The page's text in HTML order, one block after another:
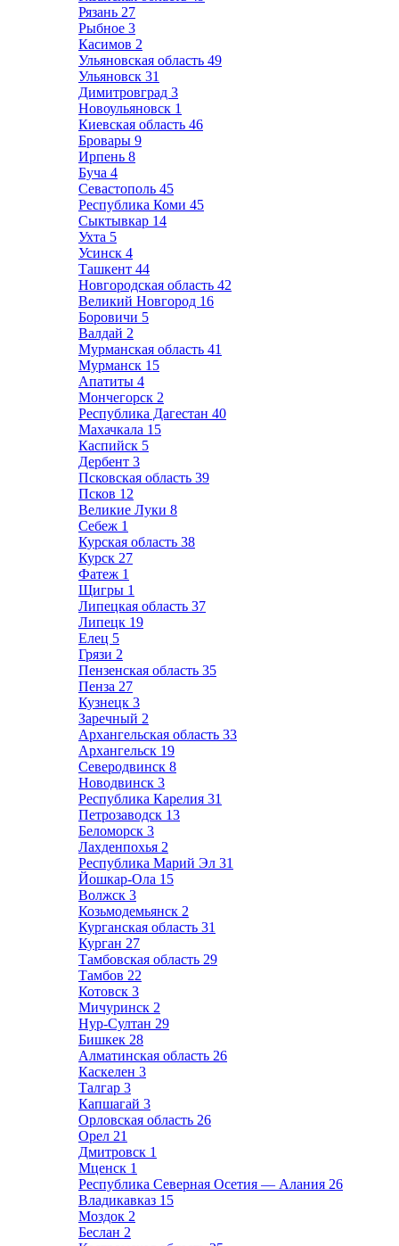
Рязань 27
Рыбное 3
Касимов 2
Ульяновская область 49
Ульяновск 31
Димитровград 3
Новоульяновск 1
Киевская область 46
Бровары 9
Ирпень 8
Буча 4
Севастополь 45
Республика Коми 45
Сыктывкар 14
Ухта 5
Усинск 4
Ташкент 44
Новгородская область 42
Великий Новгород 16
Боровичи 5
Валдай 2
Мурманская область 41
Мурманск 15
Апатиты 4
Мончегорск 2
Республика Дагестан 40
Махачкала 15
Каспийск 5
Дербент 3
Псковская область 39
Псков 12
Великие Луки 8
Себеж 1
Курская область 38
Курск 27
Фатеж 1
Щигры 1
Липецкая область 37
Липецк 19
Елец 5
Грязи 2
Пензенская область 35
Пенза 27
Кузнецк 3
Заречный 2
Архангельская область 33
Архангельск 19
Северодвинск 8
Новодвинск 3
Республика Карелия 31
Петрозаводск 13
Беломорск 3
Лахденпохья 2
Республика Марий Эл 31
Йошкар-Ола 15
Волжск 3
Козьмодемьянск 2
Курганская область 31
Курган 27
Тамбовская область 29
Тамбов 22
Котовск 3
Мичуринск 2
Нур-Султан 29
Бишкек 28
Алматинская область 26
Каскелен 3
Талгар 3
Капшагай 3
Орловская область 26
Орел 21
Дмитровск 1
Мценск 1
Республика Северная Осетия — Алания 26
Владикавказ 15
Моздок 2
Беслан 2